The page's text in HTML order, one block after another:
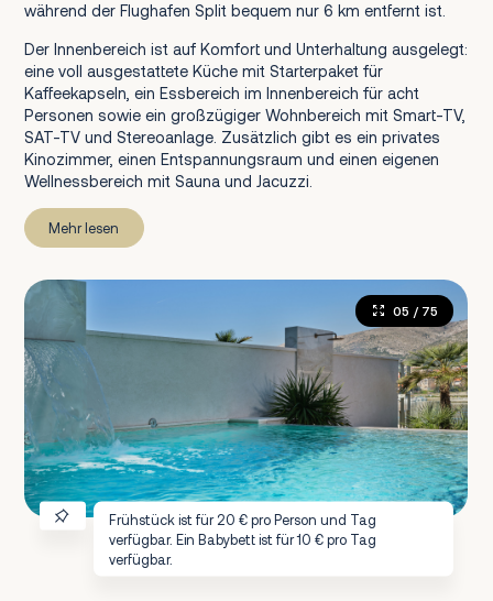
während der Flughafen Split bequem nur 6 km entfernt ist.
Der Innenbereich ist auf Komfort und Unterhaltung ausgelegt:
eine voll ausgestattete Küche mit Starterpaket für
Kaffeekapseln, ein Essbereich im Innenbereich für acht
Personen sowie ein großzügiger Wohnbereich mit Smart-TV,
SAT-TV und Stereoanlage. Zusätzlich gibt es ein privates
Kinozimmer, einen Entspannungsraum und einen eigenen
Wellnessbereich mit Sauna und Jacuzzi.
Mehr lesen
Frühstück ist für 20 € pro Person und Tag
verfügbar. Ein Babybett ist für 10 € pro Tag
verfügbar.
05 / 75